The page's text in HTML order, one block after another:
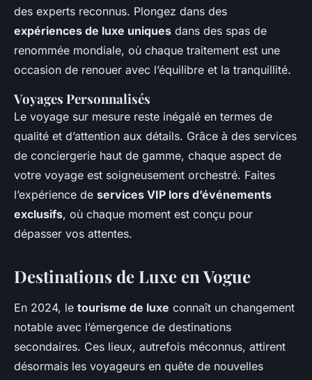
des experts reconnus. Plongez dans des
expériences de luxe uniques dans des spas de
renommée mondiale, où chaque traitement est une
occasion de renouer avec l’équilibre et la tranquillité.
Voyages Personnalisés
Le voyage sur mesure reste inégalé en termes de
qualité et d’attention aux détails. Grâce à des services
de conciergerie haut de gamme, chaque aspect de
votre voyage est soigneusement orchestré. Faites
l’expérience de services VIP lors d’événements
exclusifs, où chaque moment est conçu pour
dépasser vos attentes.
Destinations de Luxe en Vogue
En 2024, le tourisme de luxe connaît un changement
notable avec l’émergence de destinations
secondaires. Ces lieux, autrefois méconnus, attirent
désormais les voyageurs en quête de nouvelles